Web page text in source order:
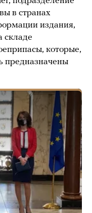
в странах
издания,
складе
которые,
предназначены